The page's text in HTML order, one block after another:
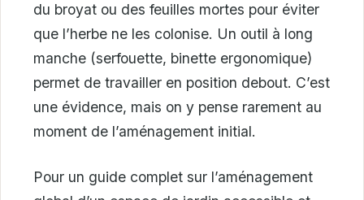
du broyat ou des feuilles mortes pour éviter
que l’herbe ne les colonise. Un outil à long
manche (serfouette, binette ergonomique)
permet de travailler en position debout. C’est
une évidence, mais on y pense rarement au
moment de l’aménagement initial.
Pour un guide complet sur l’aménagement